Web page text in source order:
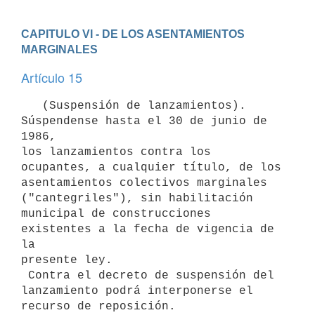
CAPITULO VI - DE LOS ASENTAMIENTOS
MARGINALES
Artículo 15
Súspendense hasta el 30 de junio de
1986,
los lanzamientos contra los
ocupantes, a cualquier título, de los
asentamientos colectivos marginales
("cantegriles"), sin habilitación
municipal de construcciones
existentes a la fecha de vigencia de
la
presente ley.
lanzamiento podrá interponerse el